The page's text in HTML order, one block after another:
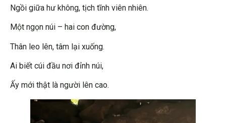
Ngồi giữa hư không, tịch tĩnh viên nhiên.
Một ngọn núi – hai con đường,
Thân leo lên, tâm lại xuống.
Ai biết cúi đầu nơi đỉnh núi,
Ấy mới thật là người lên cao.